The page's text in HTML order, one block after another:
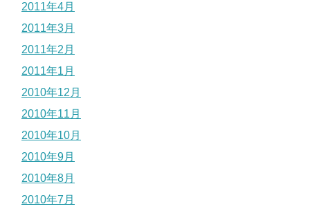
2011年4月
2011年3月
2011年2月
2011年1月
2010年12月
2010年11月
2010年10月
2010年9月
2010年8月
2010年7月